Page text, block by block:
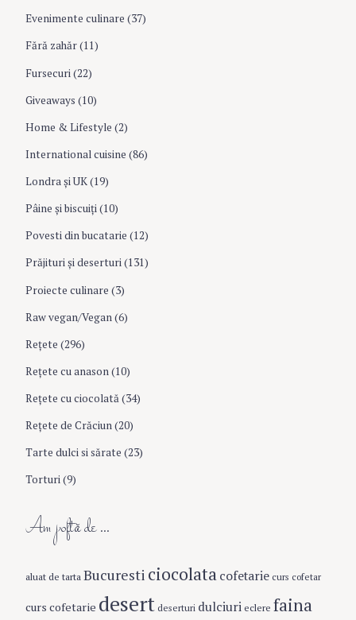
Evenimente culinare (37)
Fără zahăr(11)
Fursecuri(22)
Giveaways (10)
Home & Lifestyle (2)
International cuisine (86)
Londra şi UK(19)
Pâine şi biscuiţi(10)
Povesti din bucatarie (12)
Prăjituri şi deserturi(131)
Proiecte culinare (3)
Raw vegan/Vegan(6)
Rețete (296)
Reţete cu anason(10)
Reţete cu ciocolată(34)
Reţete de Crăciun(20)
Tarte dulci si sărate (23)
Torturi(9)
Am poftă de …
aluat de tarta Bucuresti ciocolata cofetarie curs cofetar
curs cofetarie desert deserturi dulciuri eclere faina